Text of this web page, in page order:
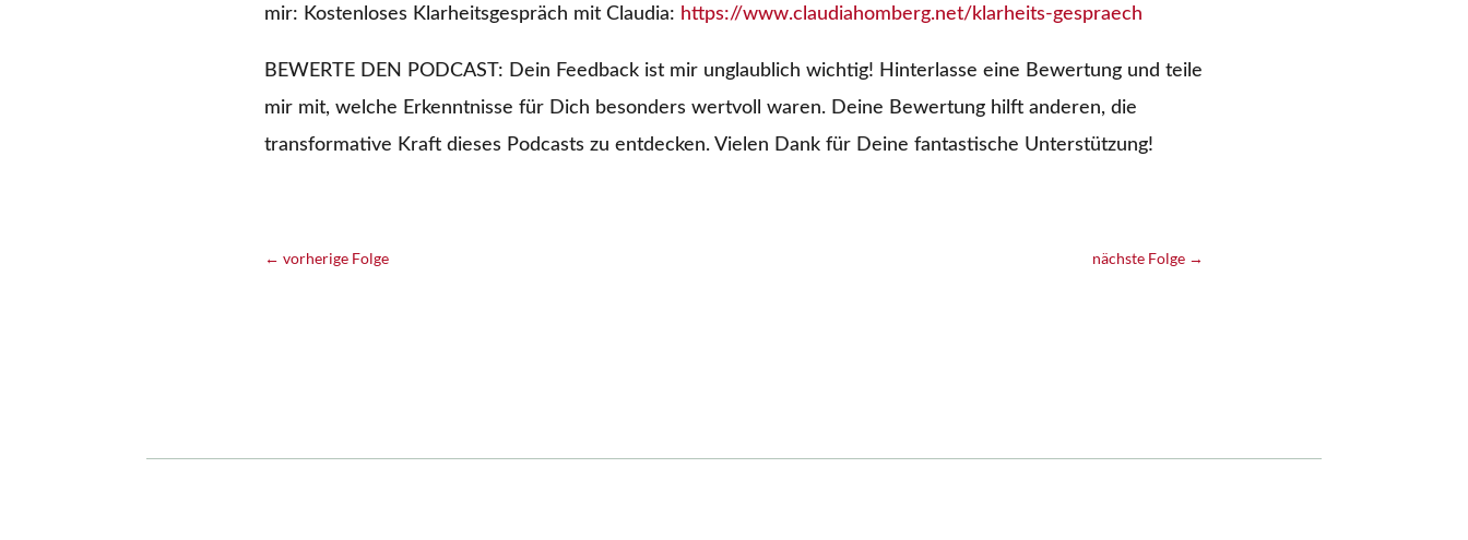
mir: Kostenloses Klarheitsgespräch mit Claudia: https://www.claudiahomberg.net/klarheits-gespraech
BEWERTE DEN PODCAST: Dein Feedback ist mir unglaublich wichtig! Hinterlasse eine Bewertung und teile
mir mit, welche Erkenntnisse für Dich besonders wertvoll waren. Deine Bewertung hilft anderen, die
transformative Kraft dieses Podcasts zu entdecken. Vielen Dank für Deine fantastische Unterstützung!
← vorherige Folge nächste Folge →